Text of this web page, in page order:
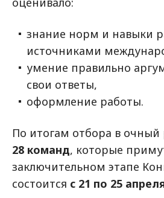
знание норм и навыки
источниками
умение правильно
свои ответы,
оформление работы.
По итогам отбора в
28 команд, которые
заключительном этапе
состоится с 21 по 25